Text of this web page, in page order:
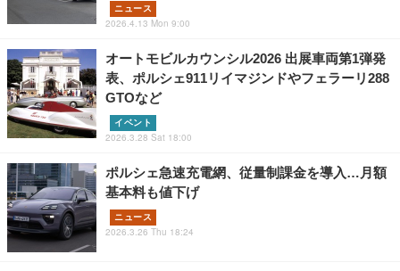
ニュース
2026.4.13 Mon 9:00
オートモビルカウンシル2026 出展車両第1弾発
表、ポルシェ911リイマジンドやフェラーリ288
GTOなど
イベント
2026.3.28 Sat 18:00
ポルシェ急速充電網、従量制課金を導入…月額
基本料も値下げ
ニュース
2026.3.26 Thu 18:24